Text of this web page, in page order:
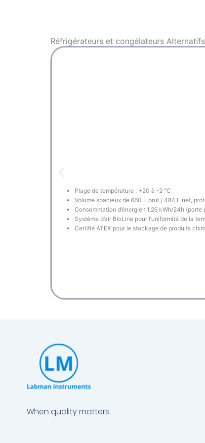
Réfrigérateurs et congélateurs Alternatifs
Plage de température : +20 à -2 °C
Volume spacieux de 660 L brut / 484 L net,
Consommation d’énergie : 1,26 kWh/24h (porte
Système d’air BioLine pour l’uniformité de la
Certifié ATEX pour le stockage de produits
When quality matters